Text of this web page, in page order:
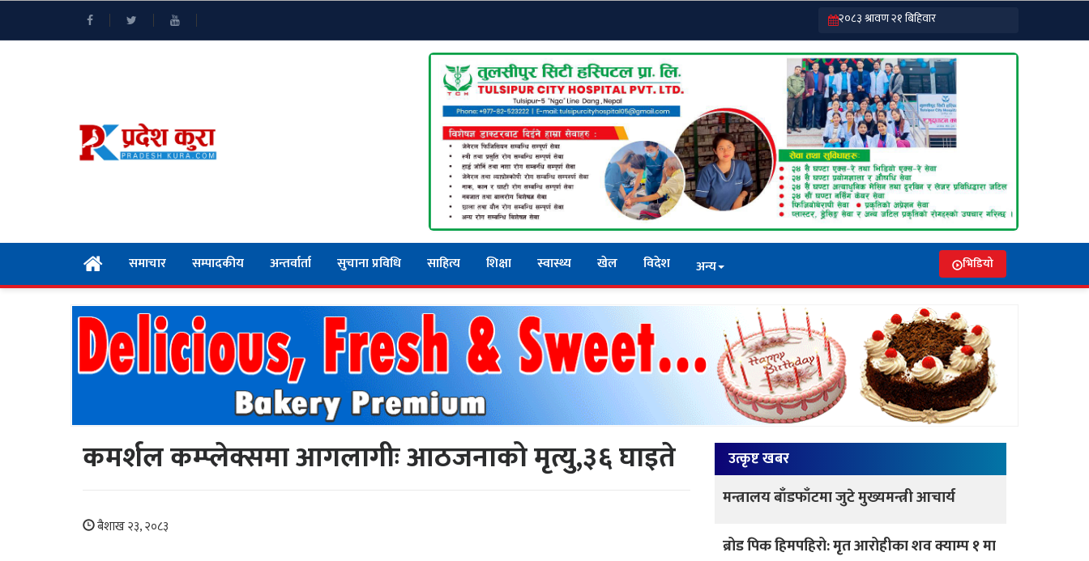
समाचार सम्पादकीय अन्तर्वार्ता सुचाना प्रविधि साहित्य शिक्षा स्वास्थ्य खेल विदेश अन्य भिडियो
कमर्शल कम्प्लेक्समा आगलागीः आठजनाको मृत्यु,३६ घाइते
बैशाख २३, २०८३
उत्कृष्ट खबर
मन्त्रालय बाँडफाँटमा जुटे मुख्यमन्त्री आचार्य
ब्रोड पिक हिमपहिरो: मृत आरोहीका शव क्याम्प १ मा